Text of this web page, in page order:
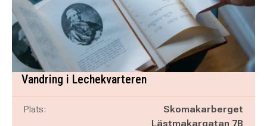
Vandring i Lechekvarteren
Plats:
Skomakarberget
Lästmakargatan 7B